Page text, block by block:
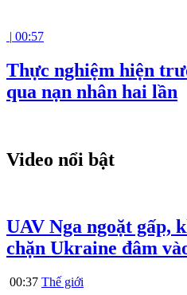
| 00:57
Thực nghiệm hiện
qua nạn nhân hai lần
Video nổi bật
UAV Nga ngoặt gấp,
chặn Ukraine đâm
00:37 Thế giới